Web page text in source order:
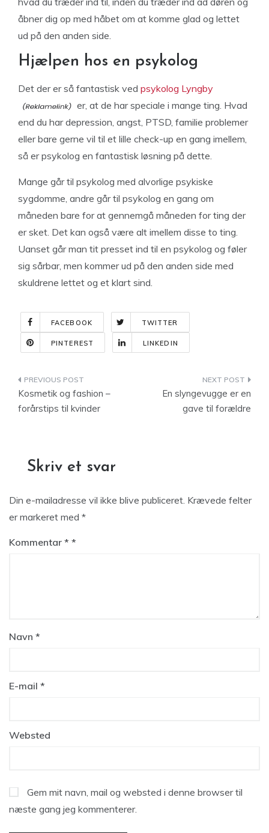
åbner dig op med håbet om at komme glad og lettet
ud på den anden side.
Hjælpen hos en psykolog
Det der er så fantastisk ved psykolog Lyngby
er, at de har speciale i mange ting. Hvad
end du har depression, angst, PTSD, familie problemer
eller bare gerne vil til et lille check-up en gang imellem,
så er psykolog en fantastisk løsning på dette.
Mange går til psykolog med alvorlige psykiske
sygdomme, andre går til psykolog en gang om
måneden bare for at gennemgå måneden for ting der
er sket. Det kan også være alt imellem disse to ting.
Uanset går man tit presset ind til en psykolog og føler
sig sårbar, men kommer ud på den anden side med
skuldrene lettet og et klart sind.
FACEBOOK TWITTER
PINTEREST LINKEDIN
Indlægsnavigation
Kosmetik og fashion –
forårstips til kvinder
En slyngevugge er en
gave til forældre
Skriv et svar
Din e-mailadresse vil ikke blive publiceret. Krævede felter
er markeret med *
Kommentar *
Navn *
E-mail *
Websted
Gem mit navn, mail og websted i denne browser til
næste gang jeg kommenterer.